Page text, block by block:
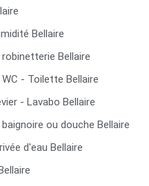
Bellaire
Bellaire
- Toilette Bellaire
- Lavabo Bellaire
ou douche Bellaire
d'eau Bellaire